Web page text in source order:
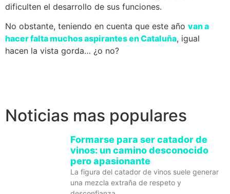
dificulten el desarrollo de sus funciones.
No obstante, teniendo en cuenta que este año van a
hacer falta muchos aspirantes en Cataluña, igual
hacen la vista gorda… ¿o no?
Noticias mas populares
Formarse para ser catador de
vinos: un camino desconocido
pero apasionante
La figura del catador de vinos suele generar
una mezcla extraña de respeto y